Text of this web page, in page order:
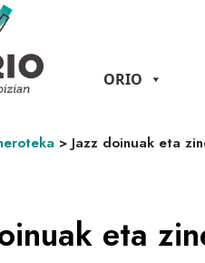
ORIO
> Jazz doinuak eta
eta